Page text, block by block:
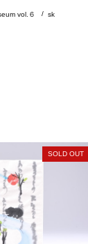
vol.６ sk
SOLD OUT